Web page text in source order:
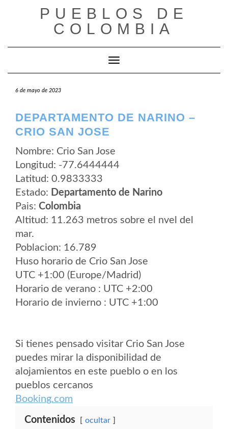
PUEBLOS DE
COLOMBIA
Cambiar modo de navegación
6 de mayo de 2023
DEPARTAMENTO DE NARINO –
CRIO SAN JOSE
Nombre: Crio San Jose
Longitud: -77.6444444
Latitud: 0.9833333
Estado: Departamento de Narino
Pais: Colombia
Altitud: 11.263 metros sobre el nvel del
mar.
Poblacion: 16.789
Huso horario de Crio San Jose
UTC +1:00 (Europe/Madrid)
Horario de verano : UTC +2:00
Horario de invierno : UTC +1:00
Si tienes pensado visitar Crio San Jose
puedes mirar la disponibilidad de
alojamientos en este pueblo o en los
pueblos cercanos
Booking.com
Contenidos ocultar